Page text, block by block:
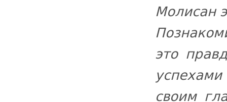
Молисан
это
своим